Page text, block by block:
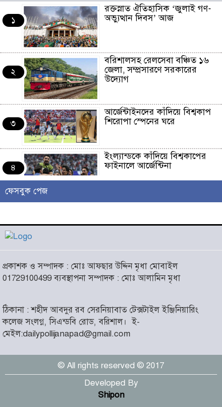
১
রক্তস্নাত ঐতিহাসিক ‌‘জুলাই গণ-
অভ্যুত্থান দিবস’ আজ
২
বরিশালসহ রেলসেবা বঞ্চিত ১৬
জেলা, সম্প্রসারণে সরকারের
উদ্যোগ
৩
আর্জেন্টাইনদের কাঁদিয়ে বিশ্বকাপ
শিরোপা স্পেনের ঘরে
৪
ইংল্যান্ডকে কাঁদিয়ে বিশ্বকাপের
ফাইনালে আর্জেন্টিনা
৫
চরমোনাই
৬
আসন্ন বাকেরগঞ্জ পৌর নির্বাচনে
নারী কাউন্সিলর পদে দোয়া চাইলেন
বিএমএসএফ নেত্রী সাবরিনা
৭
‘ইসরাইলি সেনাবাহিনী ধ্বংসের
দ্বারপ্রান্তে’ : ইরানের হামলায়
এশিয়ায় ১৩ মার্কিন ঘাঁটি ধ্বংস
দৌলতদিয়ায় বাস ডুবি : ২৪ জনের
মরদেহ উদ্ধার, অনেকেই নিখোঁজ
ফেসবুক পেজ
প্রকাশক ও সম্পাদক : মোঃ আফছার উদ্দিন মৃধা মোবাইল
01729100499 ব্যবস্থাপনা সম্পাদক : মোঃ আলামিন মৃধা
ঠিকানা : শহীদ আবদুর রব সেরনিয়াবাত টেক্সটাইল ইঞ্জিনিয়ারিং
কলেজ সংলগ্ন, সিএন্ডবি রোড, বরিশাল।ই-
মেইল:dailypollijanapad@gmail.com
© All rights reserved © 2017
Developed By
Shipon